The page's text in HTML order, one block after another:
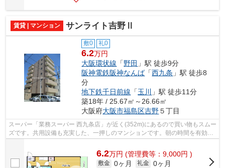
賃貸 | マンション サンライト吉野Ⅱ
敷0 礼0
6.2万円
大阪環状線 「野田 」駅 徒歩9分
阪神電鉄阪神なんば「西九条 」駅 徒歩8
分
地下鉄千日前線 「玉川
」駅 徒歩11分
築18年 / 25.67㎡～26.66㎡
大阪府大阪市福島区吉野５丁目
スーパー「業務スーパー 西九条店」が近く(352m)にあるので買い物もスムー
ズです。共用設備も充実した、一押しのマンションです。朝の時間を有効活
6.2万円 (管理費等：9,000円 )
敷金 0ヶ月 礼金 0ヶ月